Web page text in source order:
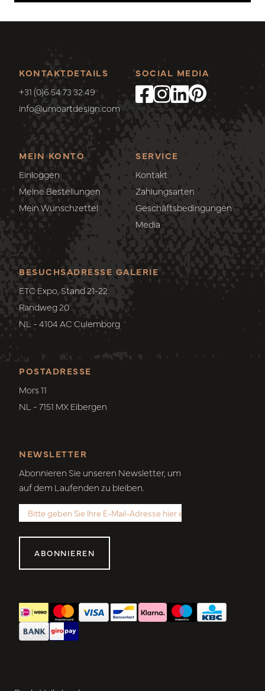
KONTAKTDETAILS
+31 (0)6 54 73 32 49
info@umoartdesign.com
MEIN KONTO
Einloggen
Meine Bestellungen
Mein Wunschzettel
SERVICE
Kontakt
Zahlungsarten
Geschäftsbedingungen
Media
SOCIAL MEDIA
POSTADRESSE
Mors 11
NL - 7151 MX Eibergen
BESUCHSADRESSE GALERIE
ETC Expo, Stand 21-22
Randweg 20
NL - 4104 AC Culemborg
NEWSLETTER
Abonnieren Sie unseren Newsletter, um
auf dem Laufenden zu bleiben.
ABONNIEREN